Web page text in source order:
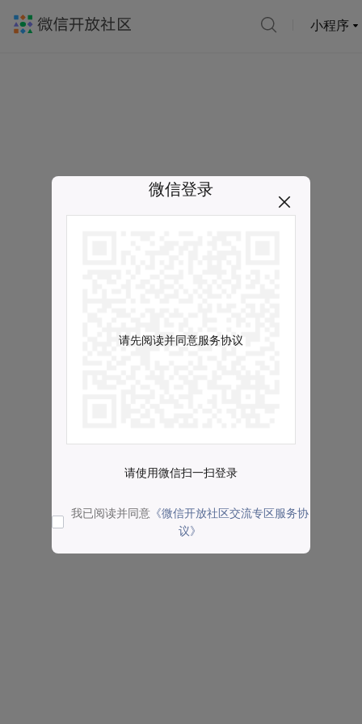
小程序
微信登录
请先阅读并同意服务协议
请使用微信扫一扫登录
我已阅读并同意 《微信开放社区交流专区服务协
议》